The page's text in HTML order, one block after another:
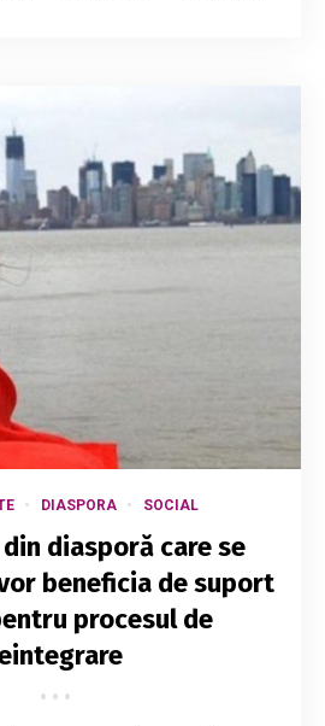
DIASPORA SOCIAL
diasporă care se
beneficia de suport
procesul de